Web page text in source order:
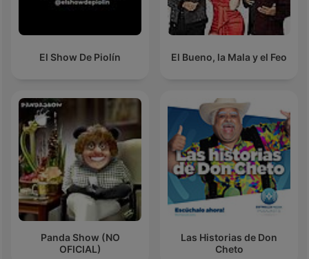
El Show De Piolín El Bueno, la Mala y el Feo
Panda Show (NO
OFICIAL)
Las Historias de Don
Cheto